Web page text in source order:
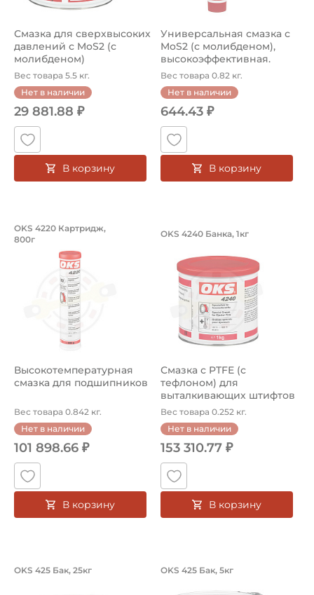
Смазка для сверхвысоких
давлений с MoS2 (с
молибденом)
Вес товара 5.5 кг.
Нет в наличии
29 881.88 ₽
В корзину
Универсальная смазка с
MoS2 (с молибденом),
высокоэффективная.
Артикул ...
Вес товара 0.82 кг.
Нет в наличии
644.43 ₽
В корзину
Высокотемпературная смазка для
Высокотемпературная смазка для подшипников OKS
OKS 4220 Картридж,
800г
Высокотемпературная
смазка для подшипников
Вес товара 0.842 кг.
Нет в наличии
101 898.66 ₽
В корзину
Смазка с PTFE (с
OKS 4240 Банка, 1кг
Смазка с PTFE (с
тефлоном) для
выталкивающих штифтов
Вес товара 0.252 кг.
Нет в наличии
153 310.77 ₽
В корзину
Синтеническая смазка для
OKS 425 Бак, 25кг Синтеническая
OKS 425 Бак, 5кг